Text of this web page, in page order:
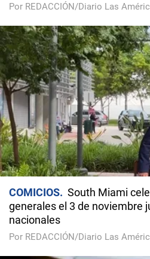
Por REDACCIÓN/Diario Las
COMICIOS
South Miami
generales el 3 de noviembre
nacionales
Por REDACCIÓN/Diario Las